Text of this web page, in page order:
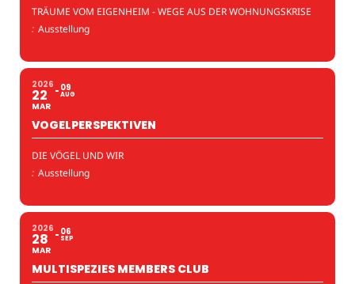
TRÄUME VOM EIGENHEIM - WEGE AUS DER WOHNUNGSKRISE
: Ausstellung
2026
22
MAR
09
AUG
VOGELPERSPEKTIVEN
DIE VÖGEL UND WIR
: Ausstellung
2026
28
MAR
06
SEP
MULTISPEZIES MEMBERS CLUB